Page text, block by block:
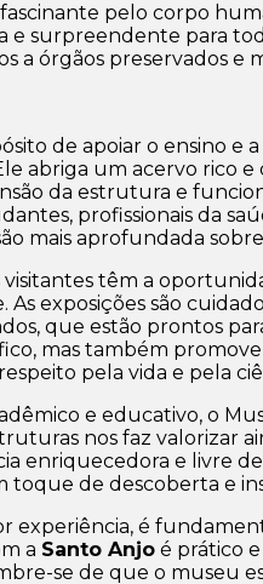
pelo corpo
e surpreendente para
a órgãos preservados e
de apoiar o ensino e
abriga um acervo rico
da estrutura e
profissionais da
mais aprofundada
têm a
As exposições são
que estão prontos
mas também
pela vida e pela
e educativo, o
nos faz valorizar
enriquecedora e livre
toque de descoberta e
experiência, é
a Santo Anjo é prático
se de que o museu